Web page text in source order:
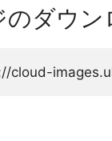
のダウン
cloud-